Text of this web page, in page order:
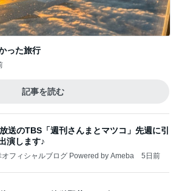
にやさしい簡単野菜レシピ
ピックス 1日前
港で食べて感動したもの、いろいろまと
えりのおいしい食べ歩きガイド
分補給でフライパンと鉄瓶
ピックス 24時間前